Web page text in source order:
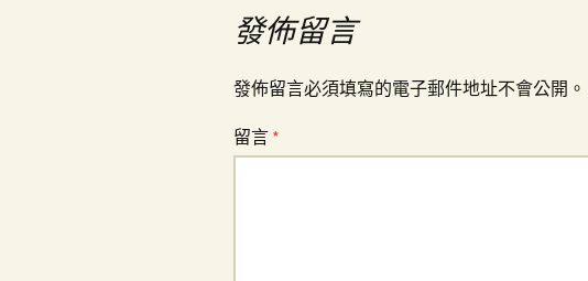
發佈留言
發佈留言必須填寫的電子郵件地址不會公開。
留言 *